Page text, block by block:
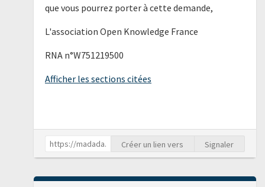
que vous pourrez porter à cette demande,
L'association Open Knowledge France
RNA n°W751219500
Afficher les sections citées
Créer un lien vers Signaler